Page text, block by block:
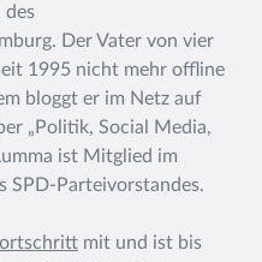
des
Der Vater von vier
1995 nicht mehr offline
bloggt er im Netz auf
„Politik, Social Media,
ist Mitglied im
SPD-Parteivorstandes.
mit und ist bis